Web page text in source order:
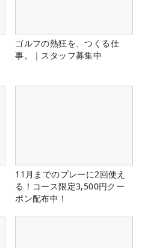
ゴルフの熱狂を、つくる仕
事。｜スタッフ募集中
11月までのプレーに2回使え
る！コース限定3,500円クー
ポン配布中！